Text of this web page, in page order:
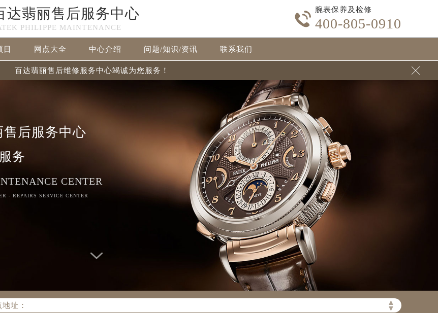
达翡丽售后服务中心
PHILIPPE MAINTENANCE

腕表保养及检修
400-805-0910
目 网点大全 中心介绍 问题/知识/资讯 联系我们
百达翡丽售后维修服务中心竭诚为您服务！ 
售后服务中心
务
CENTER
- REPAIRS SERVICE CENTER
▲
▼
，服务覆盖中国大陆、香港、澳门、台湾全部区域（非大陆需加拨“+86”）
址：